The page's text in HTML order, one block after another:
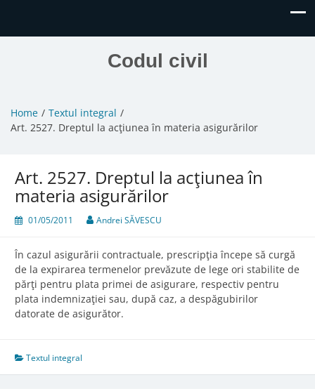
Codul civil
Home
Textul integral
Art. 2527. Dreptul la acţiunea în materia asigurărilor
Art. 2527. Dreptul la acţiunea în
materia asigurărilor
01/05/2011 Andrei SĂVESCU
În cazul asigurării contractuale, prescripţia începe să curgă
de la expirarea termenelor prevăzute de lege ori stabilite de
părţi pentru plata primei de asigurare, respectiv pentru
plata indemnizaţiei sau, după caz, a despăgubirilor
datorate de asigurător.
Textul integral